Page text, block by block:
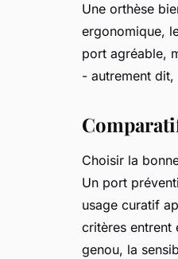
Une orthèse
ergonomique,
port agréable,
- autrement
Choisir la
Un port
usage curatif
critères entrent
genou, la